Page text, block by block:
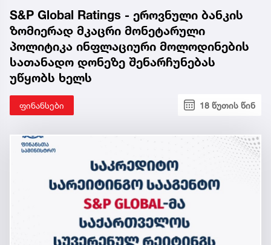
S&P Global Ratings - ეროვნული ბანკის
ზომიერად მკაცრი მონეტარული
პოლიტიკა ინფლაციური მოლოდინების
სათანადო დონეზე შენარჩუნებას
უწყობს ხელს
ფინანსები 18 წუთის წინ